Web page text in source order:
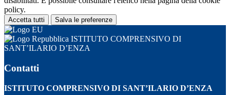
policy.
Accetta tutti Salva le preferenze
ISTITUTO COMPRENSIVO DI
SANT’ILARIO D’ENZA
Contatti
ISTITUTO COMPRENSIVO DI SANT’ILARIO D’ENZA